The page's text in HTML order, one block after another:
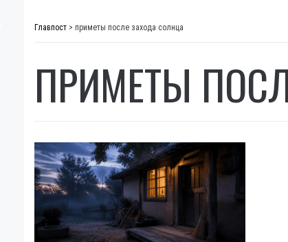
Главпост > приметы после захода солнца
ПРИМЕТЫ